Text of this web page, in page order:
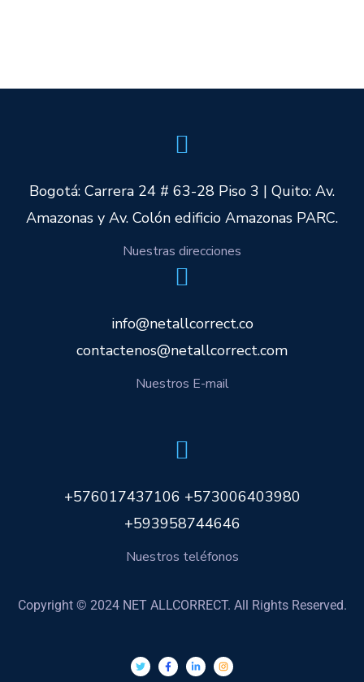
Bogotá: Carrera 24 # 63-28 Piso 3 | Quito: Av.
Amazonas y Av. Colón edificio Amazonas PARC.
Nuestras direcciones
info@netallcorrect.co
contactenos@netallcorrect.com
Nuestros E-mail
+576017437106 +573006403980
+593958744646
Nuestros teléfonos
Copyright © 2024 NET ALLCORRECT. All Rights Reserved.